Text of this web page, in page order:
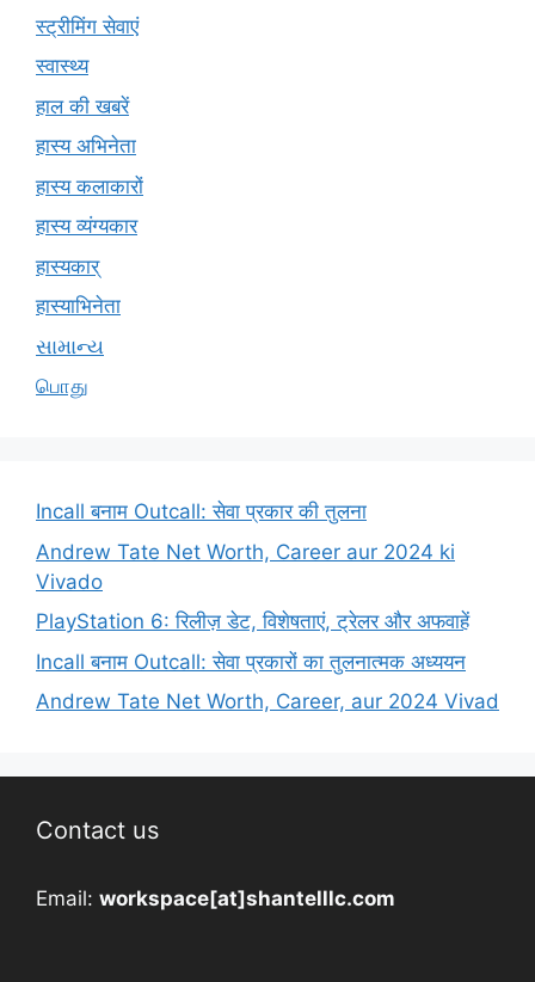
स्ट्रीमिंग सेवाएं
स्वास्थ्य
हाल की खबरें
हास्य अभिनेता
हास्य कलाकारों
हास्य व्यंग्यकार
हास्यकार्
हास्याभिनेता
સામાન્ય
பொது
Incall बनाम Outcall: सेवा प्रकार की तुलना
Andrew Tate Net Worth, Career aur 2024 ki
Vivado
PlayStation 6: रिलीज़ डेट, विशेषताएं, ट्रेलर और अफवाहें
Incall बनाम Outcall: सेवा प्रकारों का तुलनात्मक अध्ययन
Andrew Tate Net Worth, Career, aur 2024 Vivad
Contact us
Email: workspace[at]shantelllc.com